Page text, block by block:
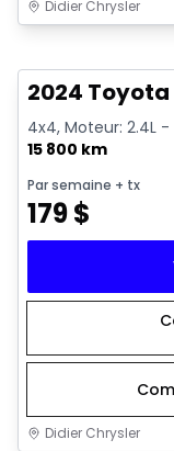
Didier Chrysler
2024
4x4, Moteur: 2.4L
15 800 km
Par semaine + tx
179$
Didier Chrysler